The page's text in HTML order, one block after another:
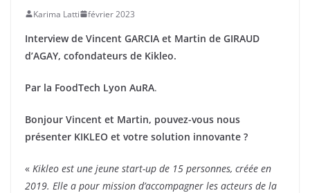
Karima Latti février 2023
Interview de Vincent GARCIA et Martin de GIRAUD
d’AGAY, cofondateurs de Kikleo.
Par la FoodTech Lyon AuRA.
Bonjour Vincent et Martin, pouvez-vous nous
présenter KIKLEO et votre solution innovante ?
« Kikleo est une jeune start-up de 15 personnes, créée en
2019. Elle a pour mission d’accompagner les acteurs de la